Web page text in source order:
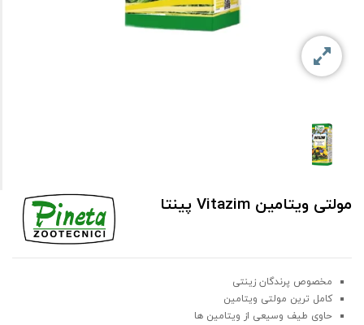
مولتی ویتامین Vitazim پینتا
مخصوص پرندگان زینتی
کامل ترین مولتی ویتامین
حاوی طیف وسیعی از ویتامین ها